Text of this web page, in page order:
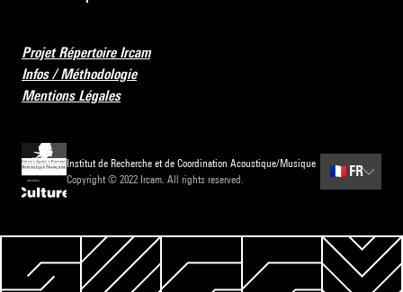
Projet Répertoire Ircam
Infos / Méthodologie
Mentions Légales
Institut de Recherche et de Coordination Acoustique/Musique
Copyright © 2022 Ircam. All rights reserved.
🇫🇷 FR